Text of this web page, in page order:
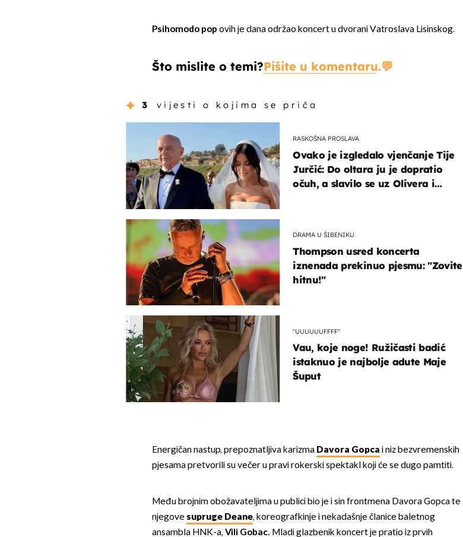
Psihomodo pop ovih je dana održao koncert u dvorani Vatroslava Lisinskog.
Što mislite o temi?Pišite u komentaru.
3 vijesti o kojima se priča
RASKOŠNA PROSLAVA
Ovako je izgledalo vjenčanje Tije
Jurčić: Do oltara ju je dopratio
očuh, a slavilo se uz Olivera i
DRAMA U ŠIBENIKU
Thompson usred koncerta
iznenada prekinuo pjesmu: "Zovite
hitnu!"
"UUUUUUFFFF"
Vau, koje noge! Ružičasti badić
istaknuo je najbolje adute Maje
Šuput
Energičan nastup, prepoznatljiva karizma Davora Gopca i niz bezvremenskih
pjesama pretvorili su večer u pravi rokerski spektakl koji će se dugo pamtiti.
Među brojnim obožavateljima u publici bio je i sin frontmena Davora Gopca te
njegove supruge Deane, koreografkinje i nekadašnje članice baletnog
ansambla HNK-a, Vili Gobac. Mladi glazbenik koncert je pratio iz prvih